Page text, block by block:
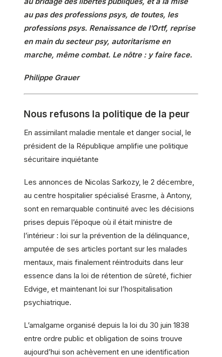
au pas des professions psys, de toutes, les
professions psys. Renaissance de l’Ortf, reprise
en main du secteur psy, autoritarisme en
marche, même combat. Le nôtre : y faire face.
Philippe Grauer
Nous refusons la politique de la peur
En assimilant maladie mentale et danger social, le
président de la République amplifie une politique
sécuritaire inquiétante
Les annonces de Nicolas Sarkozy, le 2 décembre,
au centre hospitalier spécialisé Erasme, à Antony,
sont en remarquable continuité avec les décisions
prises depuis l’époque où il était ministre de
l’intérieur : loi sur la prévention de la délinquance,
amputée de ses articles portant sur les malades
mentaux, mais finalement réintroduits dans leur
essence dans la loi de rétention de sûreté, fichier
Edvige, et maintenant loi sur l’hospitalisation
psychiatrique.
L’amalgame organisé depuis la loi du 30 juin 1838
entre ordre public et obligation de soins trouve
aujourd’hui son achèvement en une identification